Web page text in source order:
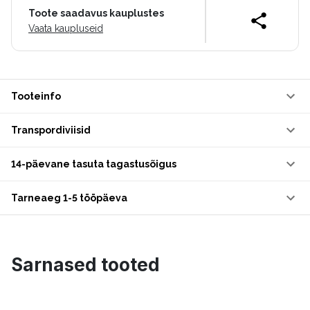
Toote saadavus kauplustes
Vaata kaupluseid
Tooteinfo
Transpordiviisid
14-päevane tasuta tagastusõigus
Tarneaeg 1-5 tööpäeva
Sarnased tooted